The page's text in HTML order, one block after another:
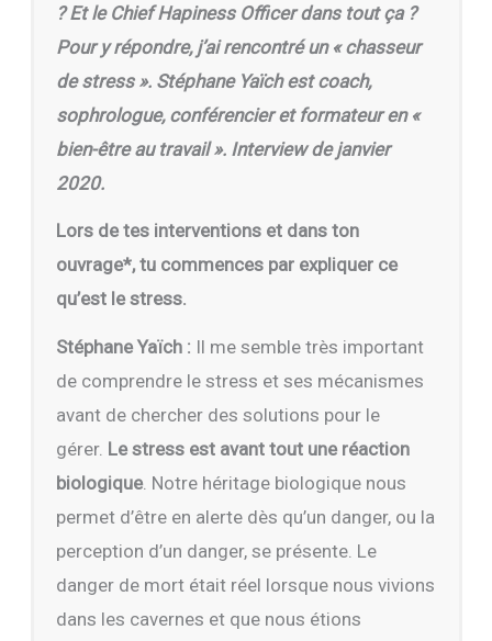
? Et le Chief Hapiness Officer dans tout ça ?
Pour y répondre, j’ai rencontré un « chasseur
de stress ». Stéphane Yaïch est coach,
sophrologue, conférencier et formateur en «
bien-être au travail ». Interview de janvier
2020.
Lors de tes interventions et dans ton
ouvrage*, tu commences par expliquer ce
qu’est le stress.
Stéphane Yaïch : Il me semble très important
de comprendre le stress et ses mécanismes
avant de chercher des solutions pour le
gérer. Le stress est avant tout une réaction
biologique. Notre héritage biologique nous
permet d’être en alerte dès qu’un danger, ou la
perception d’un danger, se présente. Le
danger de mort était réel lorsque nous vivions
dans les cavernes et que nous étions